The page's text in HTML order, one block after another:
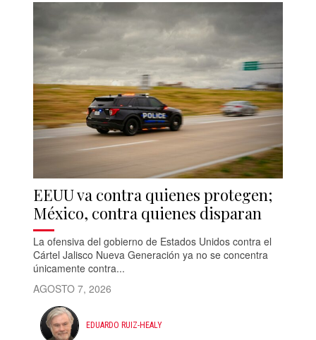
EEUU va contra quienes protegen;
México, contra quienes disparan
La ofensiva del gobierno de Estados Unidos contra el
Cártel Jalisco Nueva Generación ya no se concentra
únicamente contra...
AGOSTO 7, 2026
EDUARDO RUIZ-HEALY